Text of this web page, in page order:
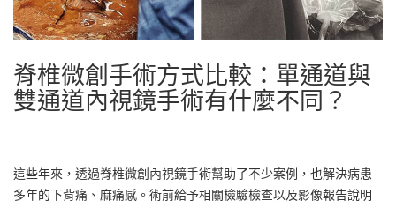
脊椎微創手術方式比較：單通道與
雙通道內視鏡手術有什麼不同？
這些年來，透過脊椎微創內視鏡手術幫助了不少案例，也解決病患
多年的下背痛、麻痛感。術前給予相關檢驗檢查以及影像報告說明